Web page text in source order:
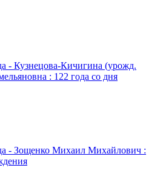
- Кузнецова-Кичигина (урожд.
: 122 года со дня
- Зощенко Михаил Михайлович :